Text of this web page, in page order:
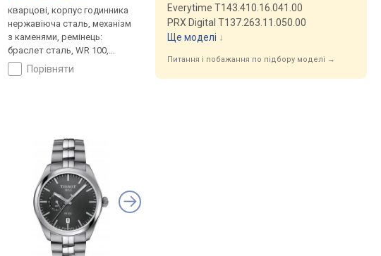
кварцові, корпус годинника
нержавіюча сталь, механізм
з каменями, ремінець:
браслет сталь, WR 100,
Швейцаріяпорівняти
механічні, автопідзавод,
корпус годинника
нержавіюча сталь, механізм
кришка, ремінець: браслет
сталь, WR 100, Швейцарія
кварцові, корпус
нержавіюча сталь,
Швейцарія
Everytime T143.410.16.041.00
PRX Digital T137.263.11.050.00
Ще моделі ↓
Питання і побажання по підбору моделі →